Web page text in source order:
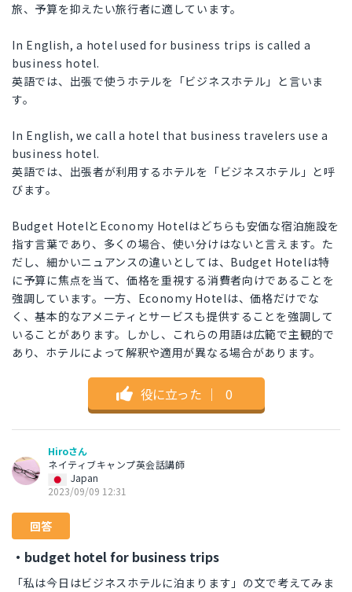
旅、予算を抑えたい旅行者に適しています。
In English, a hotel used for business trips is called a
business hotel.
英語では、出張で使うホテルを「ビジネスホテル」と言いま
す。
In English, we call a hotel that business travelers use a
business hotel.
英語では、出張者が利用するホテルを「ビジネスホテル」と呼
びます。
Budget HotelとEconomy Hotelはどちらも安価な宿泊施設を
指す言葉であり、多くの場合、使い分けはないと言えます。た
だし、細かいニュアンスの違いとしては、Budget Hotelは特
に予算に焦点を当て、価格を重視する消費者向けであることを
強調しています。一方、Economy Hotelは、価格だけでな
く、基本的なアメニティとサービスも提供することを強調して
いることがあります。しかし、これらの用語は広範で主観的で
あり、ホテルによって解釈や適用が異なる場合があります。
役に立った ｜ 0
Hiroさん
ネイティブキャンプ英会話講師
Japan
2023/09/09 12:31
回答
・budget hotel for business trips
「私は今日はビジネスホテルに泊まります」の文で考えてみま